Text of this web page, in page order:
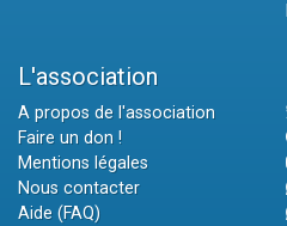
L'association
A propos de l'association
Faire un don !
Mentions légales
Nous contacter
Aide (FAQ)